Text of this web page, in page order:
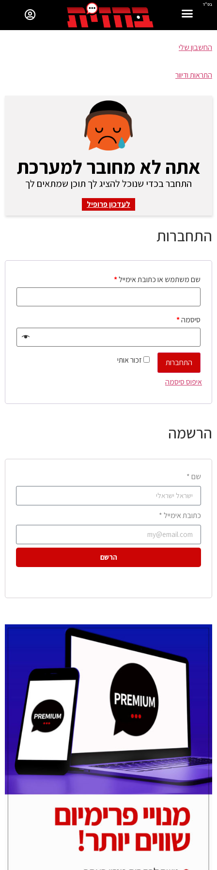
בס"ד
החשבון שלי
התראות ודיוור
אתה לא מחובר למערכת
התחבר בכדי שנוכל להציג לך תוכן שמתאים לך
לעדכון פרופיל
התחברות
שם משתמש או כתובת אימייל*
סיסמה*
זכור אותי
התחברות
איפוס סיסמה
הרשמה
שם *
כתובת אימייל *
הרשם